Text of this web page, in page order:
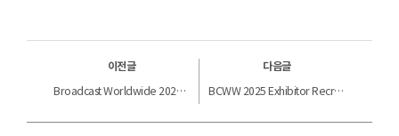
이전글
Broadcast Worldwide 2024 (BCWW 2024) Recruitment for Participating Companies
다음글
BCWW 2025 Exhibitor Recruitment Notice